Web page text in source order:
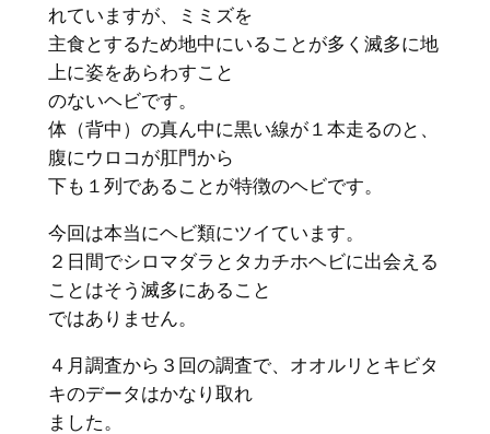
れていますが、ミミズを
主食とするため地中にいることが多く滅多に地
上に姿をあらわすこと
のないヘビです。
体（背中）の真ん中に黒い線が１本走るのと、
腹にウロコが肛門から
下も１列であることが特徴のヘビです。
今回は本当にヘビ類にツイています。
２日間でシロマダラとタカチホヘビに出会える
ことはそう滅多にあること
ではありません。
４月調査から３回の調査で、オオルリとキビタ
キのデータはかなり取れ
ました。